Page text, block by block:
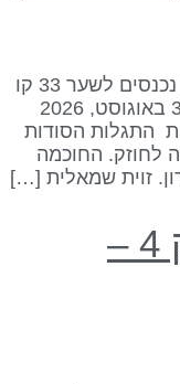
שער 33 – נסיגה // קו 5 – תזמון אנו נכנסים לשער 33 קו
5 בסביבות 23:00 לפי שעון ישראל, 3 באוגוסט, 2026
התגלות הסודות
החוכמה
זוית שמאלית […]
שער 33 – נסיגה// ק 4 –